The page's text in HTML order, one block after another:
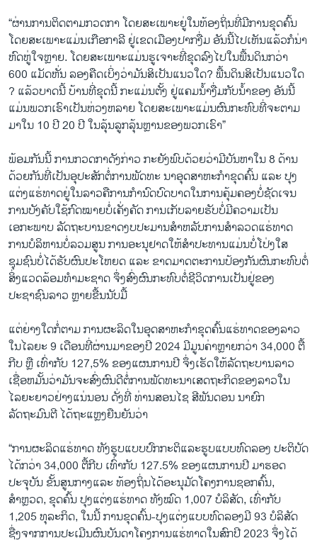
“ຜ່ານ​ການ​ຕິດ​ຕາມກວດກາ ໂດຍສະເພາະຍູ່ໃນທ້ອງຖິ່ນທີ່ມີການຂຸດຄົ້ນ
ໂດຍສະເພາະແມ່ນເກືອກາລີ ຢູ່ເຂດເມືອງປາກງື່ມ ອັນນີ້ໄປເຫັນແລ້ວກໍນ່າ
ຫົດຫູ່ໃຈຫຼາຍ. ໂດຍ​ສະ​ເພາະ​ແມ່ນ​ຮູ​ເຈາະທີ່ຂຸດ​ລົງໄປ​ໃນພື້ນ​ດິນ​ກວ່າ
600 ແມັດຫັ່ນ​ ລອງຄືດເບິ່ງວ່າ​ມັນສິ​ເປັນ​ແນວ​ໃດ​? ພື້ນ​ດິນ​ສິເປັນແນວໃດ​
? ແລ້ວບາດນີ້ ບ້ານທີ່ຂຸດນີ້ ກະແມ່ນຕັ້ງ ຢູ່ແຄມນ້ຳງື່ມກັບນ້ຳຂອງ ອັນນີ້
ແມ່ນພວກເຮົາເປັນຫ່ວງຫລາຍ ​ໂດຍ​ສະ​ເພາະ​ແມ່ນ​ຜົນ​ກະທົບ​ທີ່​ຈະ​ຕາມ
ມາ​ໃນ​ 10 ປີ 20 ປີ ໃນລຸ້ນລູກລຸ້ນ​ຫຼານ​ຂອງ​ພວກ​ເຮົາ”
ພ້ອມກັນນີ້ ການກວດກາດັງກ່າວ ກະຍັງພົບດ້ວຍວ່າມີບັນຫາໃນ 8 ດ້ານ
ດ້ວຍກັນທີ່ເປັນອຸປະສັກຕໍ່ການພັດທະ ນາອຸດສາຫະກຳຂຸດຄົ້ນ ແລະ ປຸງ
ແຕ່ງແຮ່ທາດຍູ່ໃນລາວຄືການກຳນົດບົດບາດໃນການຄຸ້ມຄອງບໍ່ຊັດເຈນ
ການບັງຄັບໃຊ້ກົດໝາຍບໍ່ເຄັ່ງຄັດ ການເກັບລາຍຮັບບໍ່ມີຄວາມເປັນ
ເອກະພາບ ລັດ​ຖະບານຂາດງບປະມານສຳຫລັບການສຳລວດແຮ່ທາດ
ການບໍລິຫານບໍ່ລວມສູນ ການອະນຸຢາດໃຫ້ສໍາປະທານແມ່ນບໍ່ໂປ່ງໃສ
ຊຸມຊົນບໍ່ໄດ້ຮັບຜົນປະໂຫຍດ ແລະ ຂາດມາດຕະການປ້ອງກັນຜົນກະທົບຕໍ່
ສິ່ງແວດລ້ອມທໍາມະຊາດ ຈຶ່ງສົ່ງຜົນກະທົບຕໍ່ຊີວິດການເປັນຢູ່ຂອງ
ປະຊາຊົນລາວ ຫຼາຍຂື້ນນັບມື້
ແຕ່ຍ່າງໃດກໍ່ຕາມ ການຜະລິດໃນອຸດສາຫະກໍາຂຸດຄົ້ນແຮ່ທາດຂອງລາວ
ໃນໄລຍະ 9 ເດືອນທີ່ຜ່ານມາຂອງປີ 2024 ມີມູນຄ່າຫຼາຍກວ່າ 34,000 ຕື້
ກີບ ຫຼື ເທົ່າກັບ 127,5% ຂອງແຜນການປີ ຈຶ່ງເຮັດໃຫ້ລັດຖະບານລາວ
ເຊື່ອຫມັ້ນວ່າມັນຈະສົ່ງຜົນດີຕໍ່ການພັດທະນາເສດຖະກິດຂອງລາວໃນ
ໄລຍະຍາວຢ່າງແນ່ນອນ ດັ່ງ​ທີ່ ​ທ່ານ​ສອນໄຊ ສີ​ພັນດອນ ນາຍົກ
ລັດຖະມົນຕີ ​ໄດ້ຖະ​ແຫຼງຍືນຍັນວ່າ
“ການຜະລິດແຮ່ທາດ ທັງຮູບແບບປົກກະຕິແລະຮູບແບບທົດລອງ ປະຕິບັດ
ໄດ້ກວ່າ 34,000 ຕື້ກີບ ເທົ່າກັບ 127.5% ຂອງແຜນການປີ ມາຮອດ
ປະຈຸບັນ ຂັ້ນສູນກາງແລະ ທ້ອງຖິ່ນໄດ້ອະນຸມັດໂຄງການຊອກຄົ້ນ,
ສຳຫຼວດ, ຂຸດຄົ້ນ ປຸງແຕ່ງແຮ່ທາດ ທັງໝົດ 1,007 ບໍລິສັດ, ເທົ່າກັບ
1,205 ທຸລະກິດ, ໃນນີ້ ການຂຸດຄົ້ນ-ປຸງແຕ່ງແບບທົດລອງມີ 93 ບໍລິສັດ
ຊື່ງຈາກການປະເມີນຜົນບັນດາໂຄງການແຮ່ທາດໃນສົກປີ 2023 ຈຶ່ງໄດ້